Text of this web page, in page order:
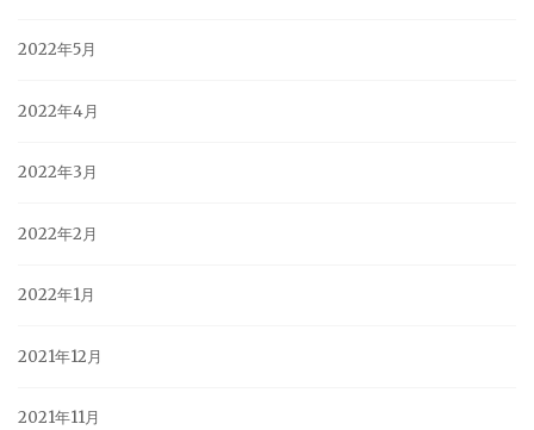
2022年5月
2022年4月
2022年3月
2022年2月
2022年1月
2021年12月
2021年11月